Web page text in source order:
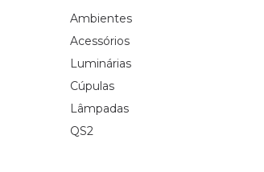
Ambientes
Acessórios
Luminárias
Cúpulas
Lâmpadas
QS2